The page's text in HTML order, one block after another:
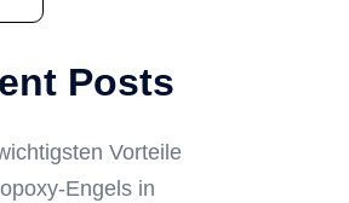
Posts
Vorteile
Engels in